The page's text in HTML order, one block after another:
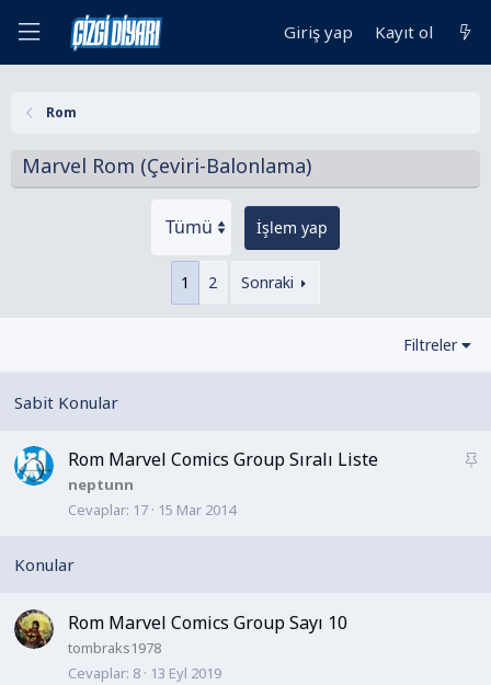
Giriş yap Kayıt ol
Rom
Marvel Rom (Çeviri-Balonlama)
İşlem yap
1 2 Sonraki
Filtreler
S
Rom Marvel Comics Group Sıralı Liste
neptunn
Cevaplar 17 15 Mar 2014
Rom Marvel Comics Group Sayı 10
tombraks1978
Cevaplar 8 13 Eyl 2019